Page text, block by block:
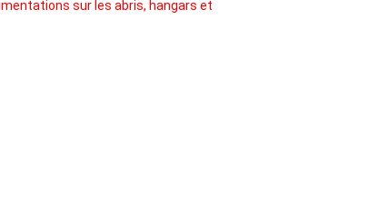
sur les abris, hangars et